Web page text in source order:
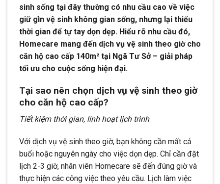
sinh sống tại đây thường có nhu cầu cao về việc
giữ gìn vệ sinh không gian sống, nhưng lại thiếu
thời gian để tự tay dọn dẹp. Hiểu rõ nhu cầu đó,
Homecare mang đến dịch vụ vệ sinh theo giờ cho
căn hộ cao cấp 140m² tại Ngã Tư Sở – giải pháp
tối ưu cho cuộc sống hiện đại.
Tại sao nên chọn dịch vụ vệ sinh theo giờ
cho căn hộ cao cấp?
Tiết kiệm thời gian, linh hoạt lịch trình
Với dịch vụ vệ sinh theo giờ, bạn không cần mất cả
buổi hoặc nguyên ngày cho việc dọn dẹp. Chỉ cần đặt
lịch 2-3 giờ, nhân viên Homecare sẽ đến đúng giờ và
thực hiện các công việc theo yêu cầu. Lịch làm việc